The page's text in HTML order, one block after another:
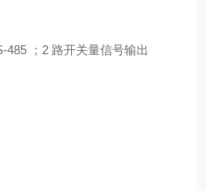
485 ；2 路开关量信号输出